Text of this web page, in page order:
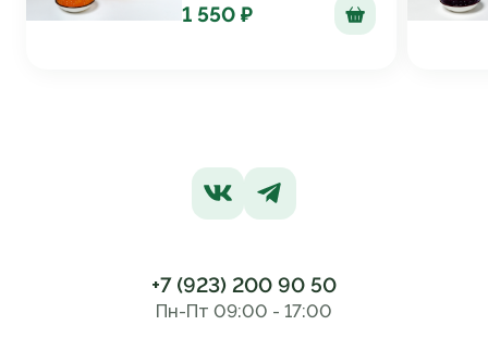
1 550 ₽
+7 (923) 200 90 50
Пн-Пт 09:00 - 17:00